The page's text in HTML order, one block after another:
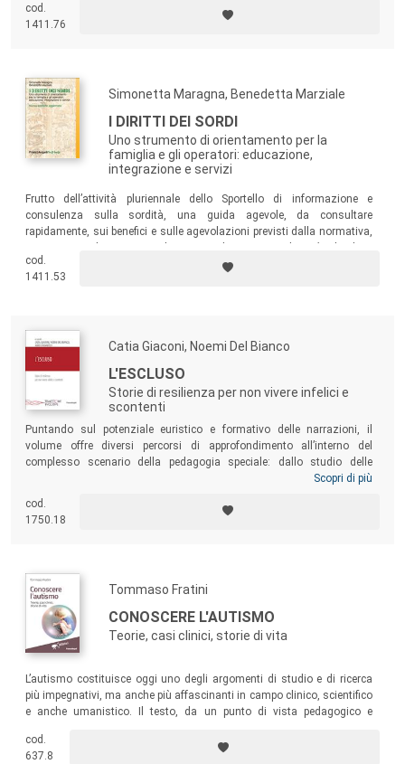
di dare risposte ai tanti quesiti che chi viene in contatto con questa
condizione – ragazzi, familiari, medici e operatori – si pone.
cod.
1411.76
Simonetta Maragna, Benedetta Marziale
I DIRITTI DEI SORDI
Uno strumento di orientamento per la
famiglia e gli operatori: educazione,
integrazione e servizi
Frutto dell’attività pluriennale dello Sportello di informazione e
consulenza sulla sordità, una guida agevole, da consultare
rapidamente, sui benefici e sulle agevolazioni previsti dalla normativa,
cosa
chiedere quello che si ha diritto di avere.
cod.
1411.53
Catia Giaconi, Noemi Del Bianco
L'ESCLUSO
Storie di resilienza per non vivere infelici e
scontenti
Puntando sul potenziale euristico e formativo delle narrazioni, il
volume offre diversi percorsi di approfondimento all’interno del
complesso scenario della pedagogia speciale: dallo studio delle
famiglie con disabilità, alla valorizzazione dei processi di
alla promozione dei progetti di vita e delle diverse e possibili traiettorie
di senso. Un testo per studenti in formazione – verso la professione di
Scopri di più
cod.
1750.18
Tommaso Fratini
CONOSCERE L'AUTISMO
Teorie, casi clinici, storie di vita
L’autismo costituisce oggi uno degli argomenti di studio e di ricerca
più impegnativi, ma anche più affascinanti in campo clinico, scientifico
e anche umanistico. Il testo, da un punto di vista pedagogico e
dell’autismo, rivolgendosi al mondo delle famiglie, della scuola e di
tutti gli educatori e operatori interessati ad accostarsi alla conoscenza
cod.
637.8